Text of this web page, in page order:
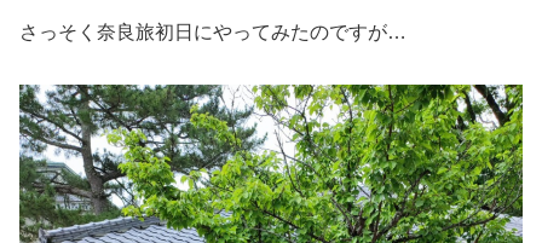
さっそく奈良旅初日にやってみたのですが…